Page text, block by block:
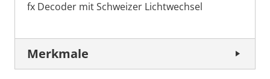
fx Decoder mit Schweizer Lichtwechsel
Merkmale